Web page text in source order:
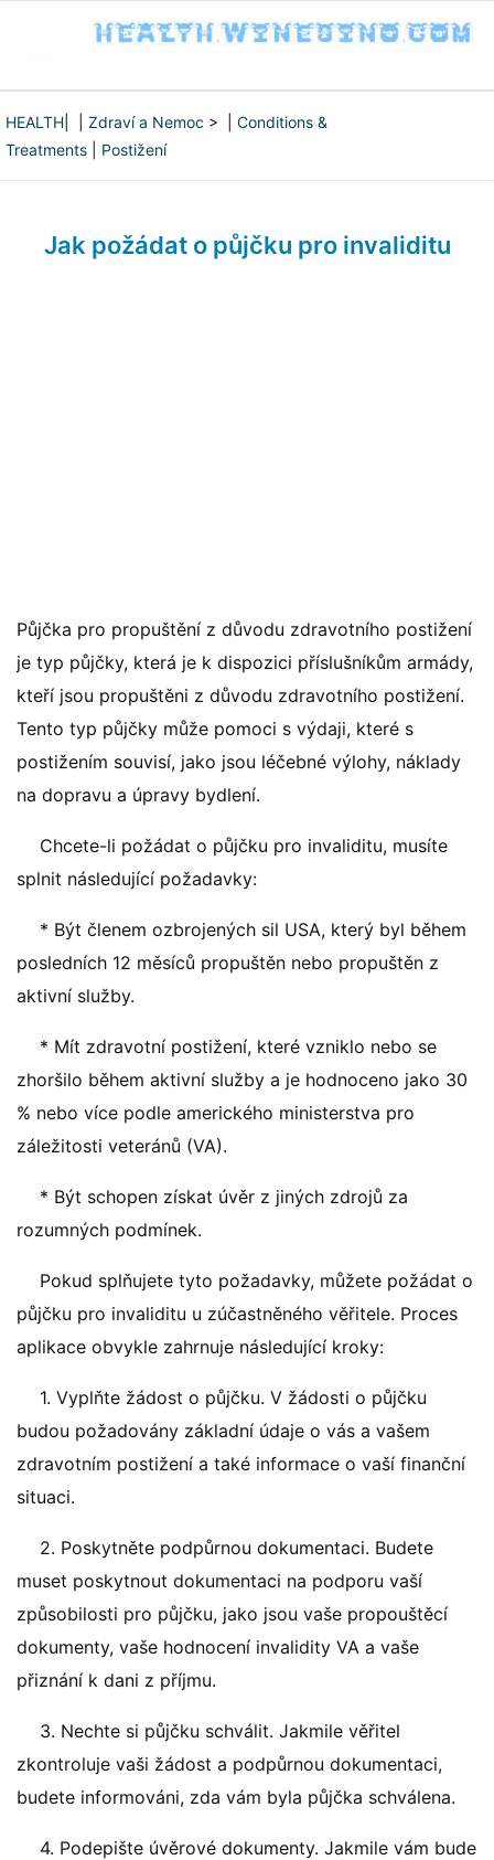
HEALTH Zdraví a Nemoc > | Conditions &
Treatments
Postižení
Jak požádat o půjčku pro invaliditu
Půjčka pro propuštění z důvodu zdravotního postižení
je typ půjčky, která je k dispozici příslušníkům armády,
kteří jsou propuštěni z důvodu zdravotního postižení.
Tento typ půjčky může pomoci s výdaji, které s
postižením souvisí, jako jsou léčebné výlohy, náklady
na dopravu a úpravy bydlení.
Chcete-li požádat o půjčku pro invaliditu, musíte
splnit následující požadavky:
* Být členem ozbrojených sil USA, který byl během
posledních 12 měsíců propuštěn nebo propuštěn z
aktivní služby.
* Mít zdravotní postižení, které vzniklo nebo se
zhoršilo během aktivní služby a je hodnoceno jako 30
% nebo více podle amerického ministerstva pro
záležitosti veteránů (VA).
* Být schopen získat úvěr z jiných zdrojů za
rozumných podmínek.
Pokud splňujete tyto požadavky, můžete požádat o
půjčku pro invaliditu u zúčastněného věřitele. Proces
aplikace obvykle zahrnuje následující kroky:
1. Vyplňte žádost o půjčku. V žádosti o půjčku
budou požadovány základní údaje o vás a vašem
zdravotním postižení a také informace o vaší finanční
situaci.
2. Poskytněte podpůrnou dokumentaci. Budete
muset poskytnout dokumentaci na podporu vaší
způsobilosti pro půjčku, jako jsou vaše propouštěcí
dokumenty, vaše hodnocení invalidity VA a vaše
přiznání k dani z příjmu.
3. Nechte si půjčku schválit. Jakmile věřitel
zkontroluje vaši žádost a podpůrnou dokumentaci,
budete informováni, zda vám byla půjčka schválena.
4. Podepište úvěrové dokumenty. Jakmile vám bude